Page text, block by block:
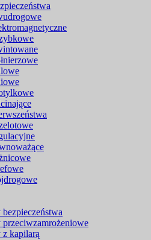
bezpieczeństwa
przeciwzamrożeniowe
z kapilarą